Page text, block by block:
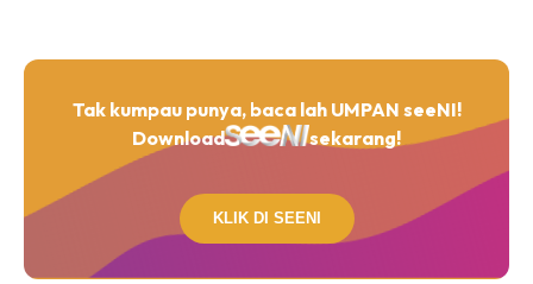
Tak kumpau punya, baca lah UMPAN seeNI!
Download
sekarang!
KLIK DI SEENI